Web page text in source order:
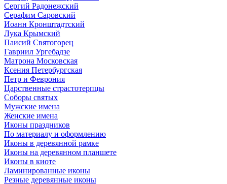
Сергий Радонежский
Серафим Саровский
Иоанн Кронштадтский
Лука Крымский
Паисий Святогорец
Гавриил Ургебадзе
Матрона Московская
Ксения Петербургская
Петр и Феврония
Царственные страстотерпцы
Соборы святых
Мужские имена
Женские имена
Иконы праздников
По материалу и оформлению
Иконы в деревянной рамке
Иконы на деревянном планшете
Иконы в киоте
Ламинированные иконы
Резные деревянные иконы